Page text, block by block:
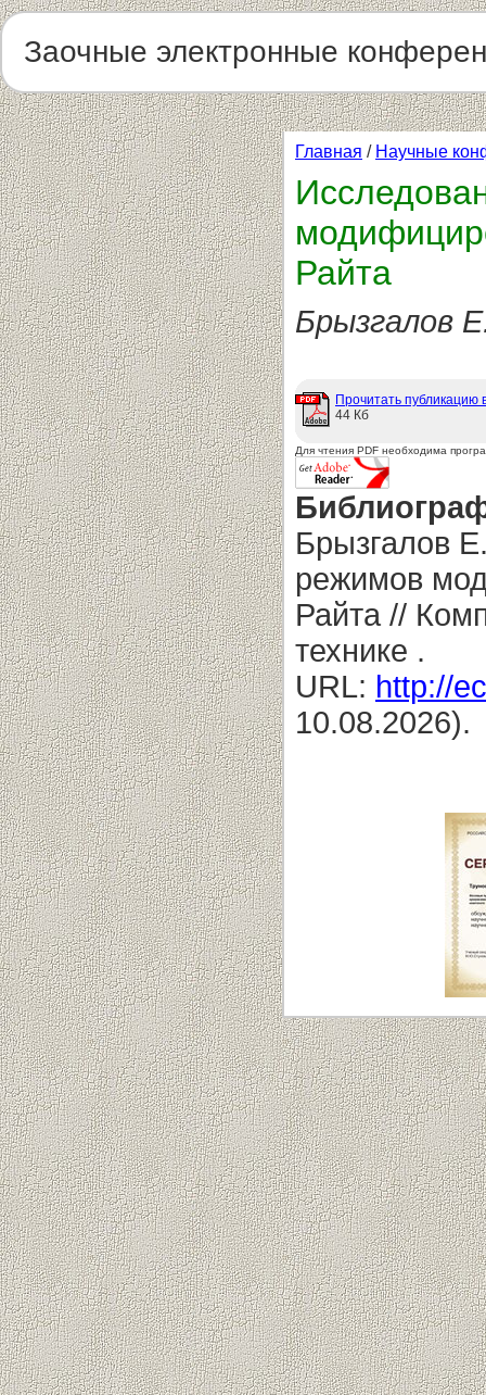
Заочные электронные
Главная / Научные
Райта
Брызгалов
Прочитать публикацию
44 Кб
Для чтения PDF необходима
Брызгалов
режимов
Райта //
технике .
URL: http://
10.08.2026).